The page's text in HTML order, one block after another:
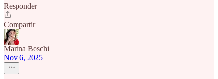
Responder
Compartir
Marina Boschi
Nov 6, 2025